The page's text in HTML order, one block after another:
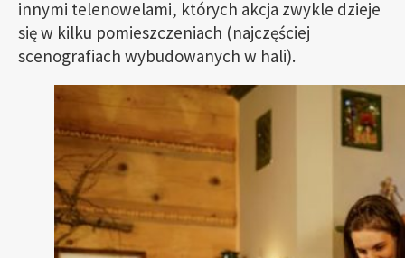
innymi telenowelami, których akcja zwykle dzieje
się w kilku pomieszczeniach (najczęściej
scenografiach wybudowanych w hali).